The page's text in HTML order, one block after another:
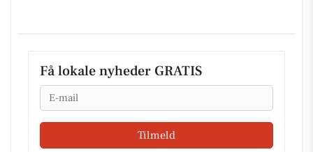
Få lokale nyheder GRATIS
Email
Tilmeld